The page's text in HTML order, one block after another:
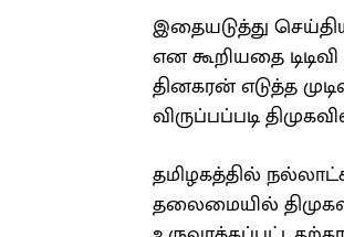
இதையடுத்து
என கூறியதை
தினகரன் எடுத்த
விருப்பப்படி
தமிழகத்தில்
தலைமையில்